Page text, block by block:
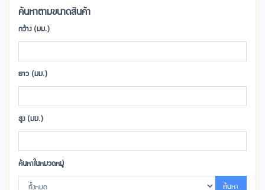
ค้นหาตามขนาดสินค้า
กว้าง (มม.)
ยาว (มม.)
สูง (มม.)
ค้นหาในหมวดหมู่
ค้นหา